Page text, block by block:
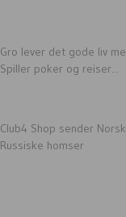
Gro lever det gode liv
Spiller poker og reiser...
Club4 Shop sender
Russiske homser